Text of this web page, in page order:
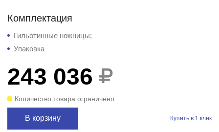
Комплектация
Гильотинные ножницы;
Упаковка
243 036
Количество товара ограничено
В корзину Купить в 1 клик